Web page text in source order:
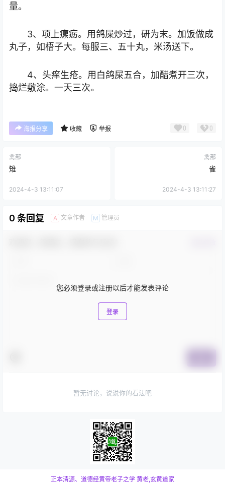
量。
3、项上瘰疬。用鸽屎炒过，研为末。加饭做成
丸子，如梧子大。每服三、五十丸，米汤送下。
4、头痒生疮。用白鸽屎五合，加醋煮开三次，
捣烂敷涂。一天三次。
海报分享 收藏 举报 0 0
禽部
雉
2024-4-3 13:11:07
禽部
雀
2024-4-3 13:11:27
0 条回复 A 文章作者 M 管理员
您必须登录或注册以后才能发表评论
登录
暂无讨论，说说你的看法吧
正本清源、道德经黄帝老子之学 黄老,玄黄道家